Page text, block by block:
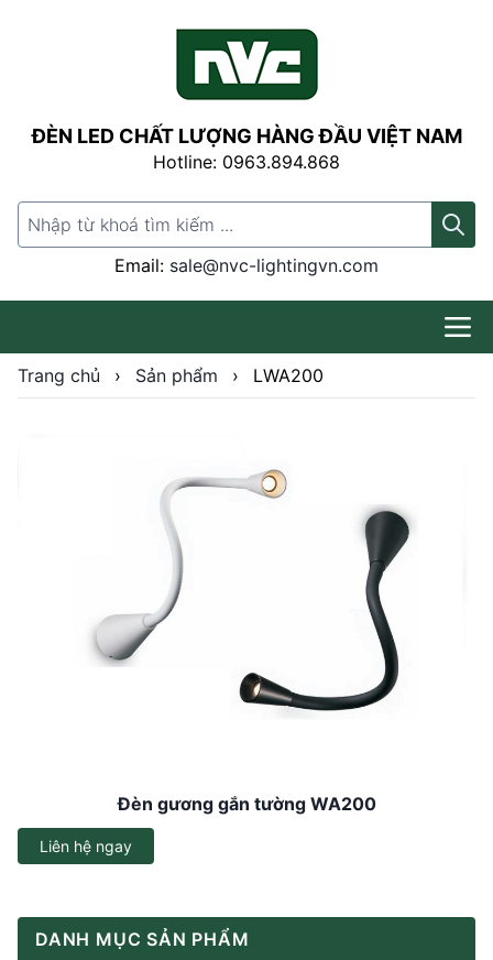
ĐÈN LED CHẤT LƯỢNG HÀNG ĐẦU VIỆT NAM
Hotline: 0963.894.868
Search for:
Email: sale@nvc-lightingvn.com
Trang chủ › Sản phẩm › LWA200
Đèn gương gắn tường WA200
Liên hệ ngay
DANH MỤC SẢN PHẨM